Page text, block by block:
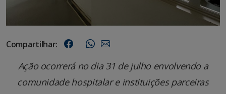
Compartilhar:
Ação ocorrerá no dia 31 de julho envolvendo a
comunidade hospitalar e instituições parceiras